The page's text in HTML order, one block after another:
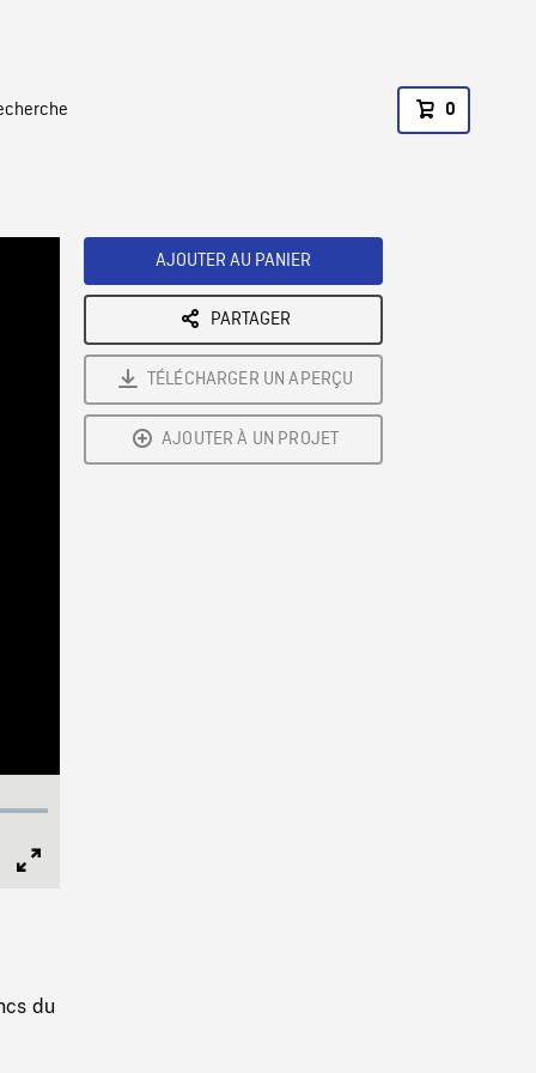
0
du
AJOUTER AU PANIER
PARTAGER
TÉLÉCHARGER UN APERÇU
AJOUTER À UN PROJET